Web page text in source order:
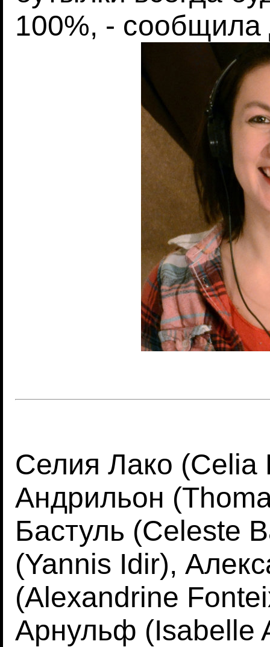
100%, - сообщила
Селия Лако (Celia
Андрильон
Бастуль (Celeste
(Yannis Idir),
(Alexandrine
Арнульф (Isabelle